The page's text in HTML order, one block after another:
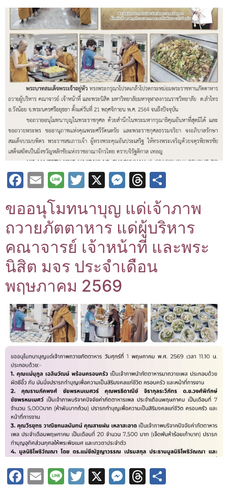
Facebook
Email
LineTwitter
X Messenger
Threads
ขออนุโมทนาบุญ แด่เจ้าภาพ
ถวายภัตตาหาร แด่ผู้บริหาร
คณาจารย์ เจ้าหน้าที่ และพระ
นิสิต มจร ประจำเดือน
พฤษภาคม 2569
Facebook
Email
LineTwitter
X Messenger
Threads